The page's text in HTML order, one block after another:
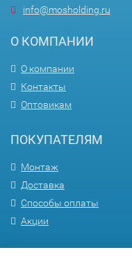
info@mosholding.ru
О КОМПАНИИ
О компании
Контакты
Оптовикам
ПОКУПАТЕЛЯМ
Монтаж
Доставка
Способы оплаты
Акции